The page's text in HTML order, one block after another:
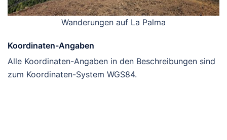
Wanderungen auf La Palma
Koordinaten-Angaben
Alle Koordinaten-Angaben in den Beschreibungen sind
zum Koordinaten-System WGS84.